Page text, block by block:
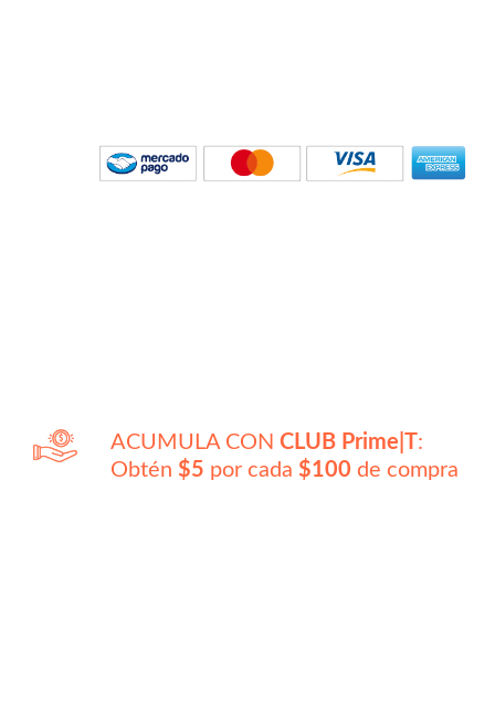
ACUMULA CON CLUB Prime|T:
Obtén $5 por cada $100 de compra